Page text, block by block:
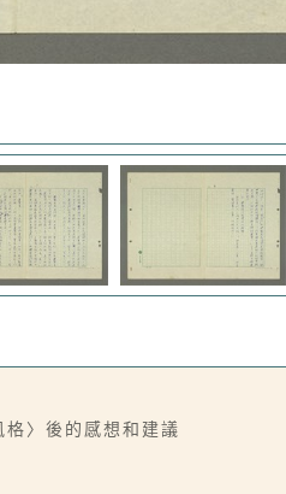
〉後的感想和建議